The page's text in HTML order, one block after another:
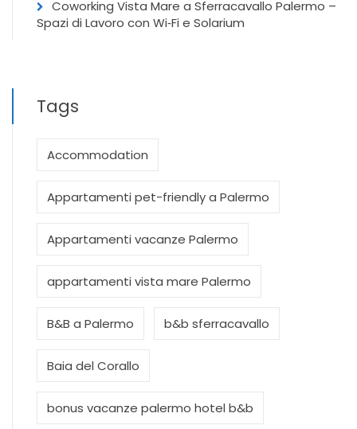
Coworking Vista Mare a Sferracavallo Palermo –
Spazi di Lavoro con Wi‑Fi e Solarium
Tags
Accommodation
Appartamenti pet-friendly a Palermo
Appartamenti vacanze Palermo
appartamenti vista mare Palermo
B&B a Palermo b&b sferracavallo
Baia del Corallo
bonus vacanze palermo hotel b&b